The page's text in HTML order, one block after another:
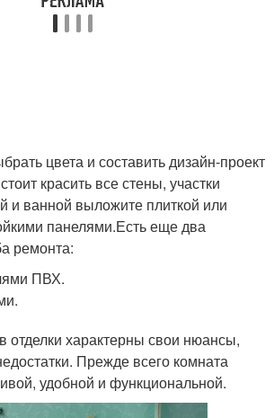
цвета и составить дизайн-проект
красить все стены, участки
и ванной выложите плиткой или
панелями.Есть еще два
ремонта:
ПВХ.
отделки характерны свои нюансы,
Прежде всего комната
удобной и функциональной.